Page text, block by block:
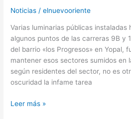
Noticias /elnuevooriente
Varias luminarias públicas instaladas
algunos puntos de las carreras 9B y
del barrio «los Progresos» en Yopal,
mantener esos sectores sumidos en
según residentes del sector, no es
oscuridad la infame tarea
Leer más »